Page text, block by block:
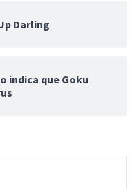
Darling
indica que Goku